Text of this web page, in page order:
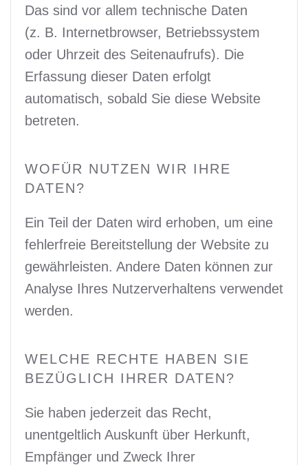
Das sind vor allem technische Daten
(z. B. Internetbrowser, Betriebssystem
oder Uhrzeit des Seitenaufrufs). Die
Erfassung dieser Daten erfolgt
automatisch, sobald Sie diese Website
betreten.
WOFÜR NUTZEN WIR IHRE
DATEN?
Ein Teil der Daten wird erhoben, um eine
fehlerfreie Bereitstellung der Website zu
gewährleisten. Andere Daten können zur
Analyse Ihres Nutzerverhaltens verwendet
werden.
WELCHE RECHTE HABEN SIE
BEZÜGLICH IHRER DATEN?
Sie haben jederzeit das Recht,
unentgeltlich Auskunft über Herkunft,
Empfänger und Zweck Ihrer